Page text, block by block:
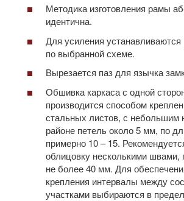
Методика изготовления рамы
идентична.
Для усиления устанавливаются
по выбранной схеме.
Вырезается паз для язычка
Обшивка каркаса с одной
производится способом
стальных листов, с небольшим
районе петель около 5 мм, по
примерно 10 – 15.
облицовку несколькими швами,
не более 40 мм. Для
крепления интервалы между
участками выбираются в